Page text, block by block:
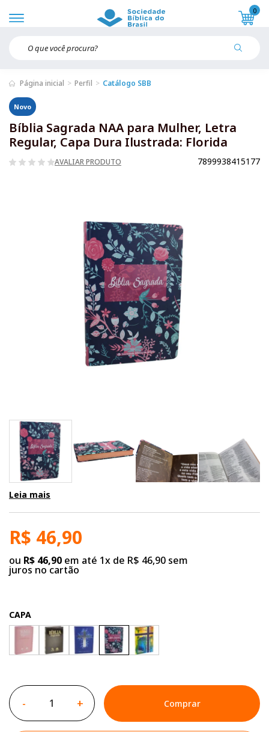
0
Página inicial Perfil Catálogo SBB
Novo
Bíblia Sagrada NAA para Mulher, Letra
Regular, Capa Dura Ilustrada: Florida
AVALIAR PRODUTO 7899938415177
Leia mais
R$ 46,90
ou R$ 46,90 em até 1x de R$ 46,90 sem
juros no cartão
CAPA
- + Comprar